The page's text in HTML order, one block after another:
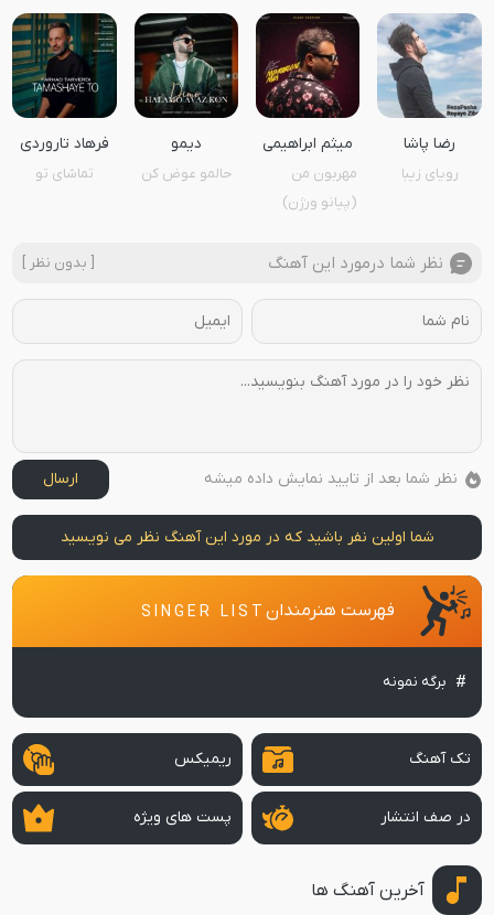
رضا پاشا
رویای زیبا
میثم ابراهیمی
مهربون من
(پیانو ورژن)
دیمو
حالمو عوض کن
فرهاد تاروردی
تماشای تو
نظر شما درمورد این آهنگ [ بدون نظر ]
نظر شما بعد از تایید نمایش داده میشه ارسال
شما اولین نفر باشید که در مورد این آهنگ نظر می نویسید
فهرست هنرمندان SINGER LIST
برگه نمونه
تک آهنگ ریمیکس
در صف انتشار پست های ویژه
آخرین آهنگ ها